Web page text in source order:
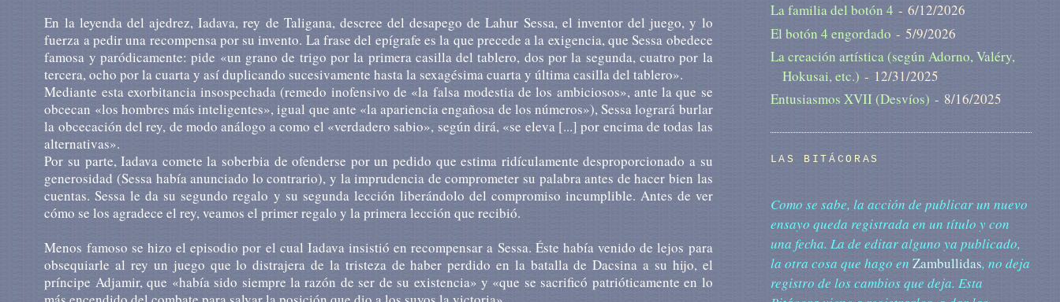
En la leyenda del ajedrez, Iadava, rey de Taligana, descree del desapego de Lahur Sessa, el inventor del juego, y lo
fuerza a pedir una recompensa por su invento. La frase del epígrafe es la que precede a la exigencia, que Sessa obedece
famosa y paródicamente: pide «un grano de trigo por la primera casilla del tablero, dos por la segunda, cuatro por la
tercera, ocho por la cuarta y así duplicando sucesivamente hasta la sexagésima cuarta y última casilla del tablero».
Mediante esta exorbitancia insospechada (remedo inofensivo de «la falsa modestia de los ambiciosos», ante la que se
obcecan «los hombres más inteligentes», igual que ante «la apariencia engañosa de los números»), Sessa logrará burlar
la obcecación del rey, de modo análogo a como el «verdadero sabio», según dirá, «se eleva [...] por encima de todas las
alternativas».
Por su parte, Iadava comete la soberbia de ofenderse por un pedido que estima ridículamente desproporcionado a su
generosidad (Sessa había anunciado lo contrario), y la imprudencia de comprometer su palabra antes de hacer bien las
cuentas. Sessa le da su segundo regalo y su segunda lección liberándolo del compromiso incumplible. Antes de ver
cómo se los agradece el rey, veamos el primer regalo y la primera lección que recibió.
Menos famoso se hizo el episodio por el cual Iadava insistió en recompensar a Sessa. Éste había venido de lejos para
obsequiarle al rey un juego que lo distrajera de la tristeza de haber perdido en la batalla de Dacsina a su hijo, el
príncipe Adjamir, que «había sido siempre la razón de ser de su existencia» y «que se sacrificó patrióticamente en lo
La familia del botón 4 - 6/12/2026
El botón 4 engordado - 5/9/2026
La creación artística (según Adorno, Valéry,
Hokusai, etc.) - 12/31/2025
Entusiasmos XVII (Desvíos) - 8/16/2025
LAS BITÁCORAS
Como se sabe, la acción de publicar un nuevo
ensayo queda registrada en un título y con
una fecha. La de editar alguno ya publicado,
la otra cosa que hago en Zambullidas, no deja
registro de los cambios que deja. Esta